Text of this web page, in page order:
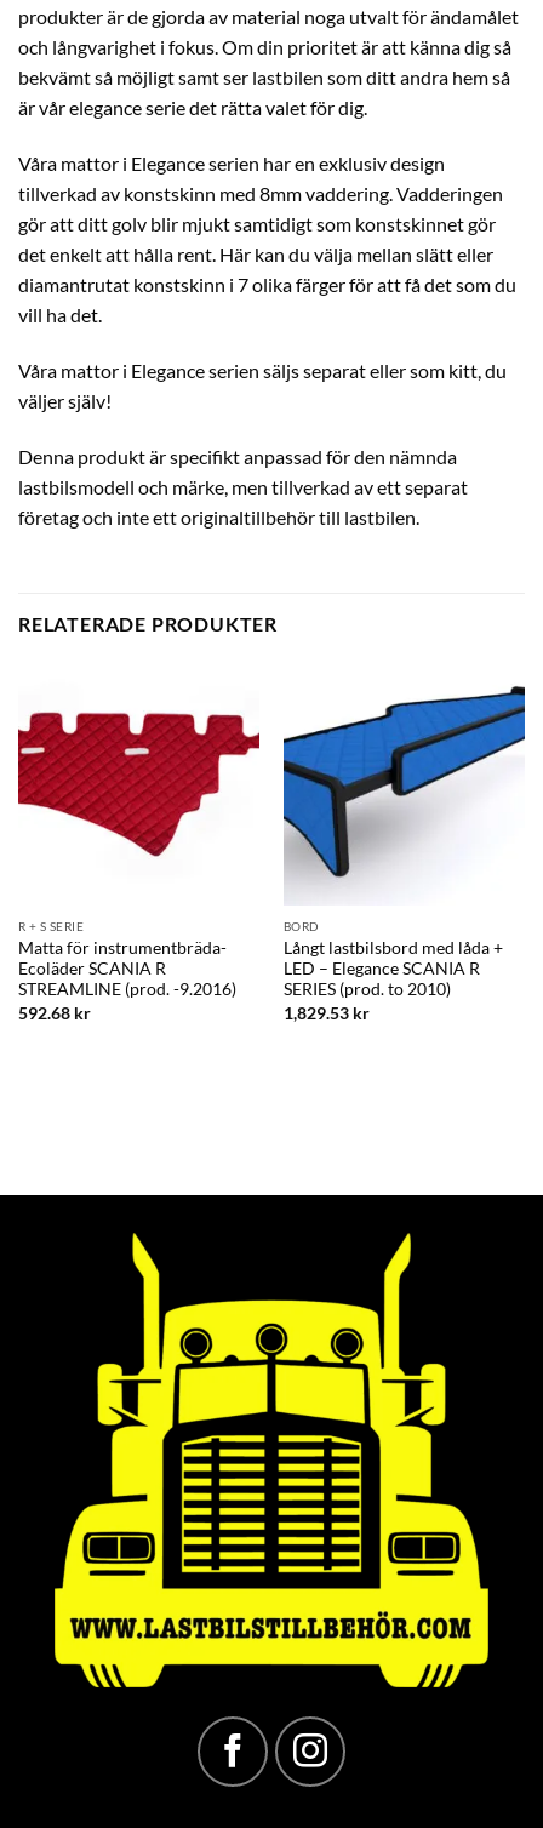
produkter är de gjorda av material noga utvalt för ändamålet
och långvarighet i fokus. Om din prioritet är att känna dig så
bekvämt så möjligt samt ser lastbilen som ditt andra hem så
är vår elegance serie det rätta valet för dig.
Våra mattor i Elegance serien har en exklusiv design
tillverkad av konstskinn med 8mm vaddering. Vadderingen
gör att ditt golv blir mjukt samtidigt som konstskinnet gör
det enkelt att hålla rent. Här kan du välja mellan slätt eller
diamantrutat konstskinn i 7 olika färger för att få det som du
vill ha det.
Våra mattor i Elegance serien säljs separat eller som kitt, du
väljer själv!
Denna produkt är specifikt anpassad för den nämnda
lastbilsmodell och märke, men tillverkad av ett separat
företag och inte ett originaltillbehör till lastbilen.
RELATERADE PRODUKTER
R + S SERIE
Matta för instrumentbräda-
Ecoläder SCANIA R
STREAMLINE (prod. -9.2016)
592.68 kr
BORD
Långt lastbilsbord med låda +
LED – Elegance SCANIA R
SERIES (prod. to 2010)
1,829.53 kr